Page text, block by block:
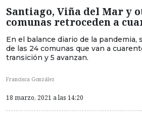
Santiago, Viña del Mar y
comunas retroceden a
En el balance diario de la pandemia,
de las 24 comunas que van a
transición y 5 avanzan.
Francisca González
18 marzo, 2021 a las 14:20